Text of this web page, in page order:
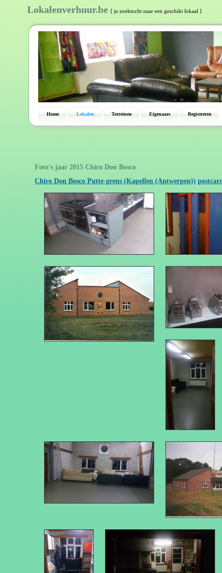
Lokalenverhuur.be [ je zoektocht naar een geschikt lokaal ]
Home Lokalen Terreinen Eigenaars Registreren
Foto's jaar 2015 Chiro Don Bosco
Chiro Don Bosco Putte-grens (Kapellen (Antwerpen))